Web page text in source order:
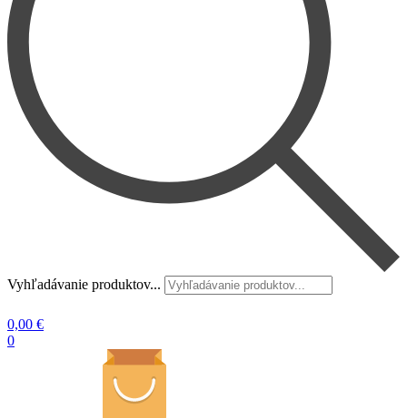
Vyhľadávanie produktov...
0,00 €
0